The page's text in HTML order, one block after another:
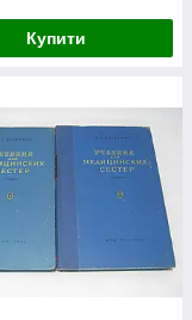
Купити